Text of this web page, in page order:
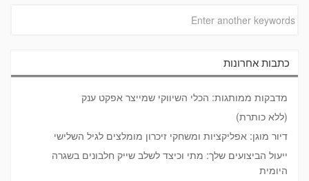
כתבות אחרונות
מדבקות ממותגות: הכלי השיווקי שמייצר אפקט ענק
(ללא כותרת)
דיור מוגן: אפליקציות ומשחקי זיכרון מומלצים לגיל השלישי
ייעול הביצועים שלך: מתי וכיצד לשלב שייק חלבונים בשגרה
היומית